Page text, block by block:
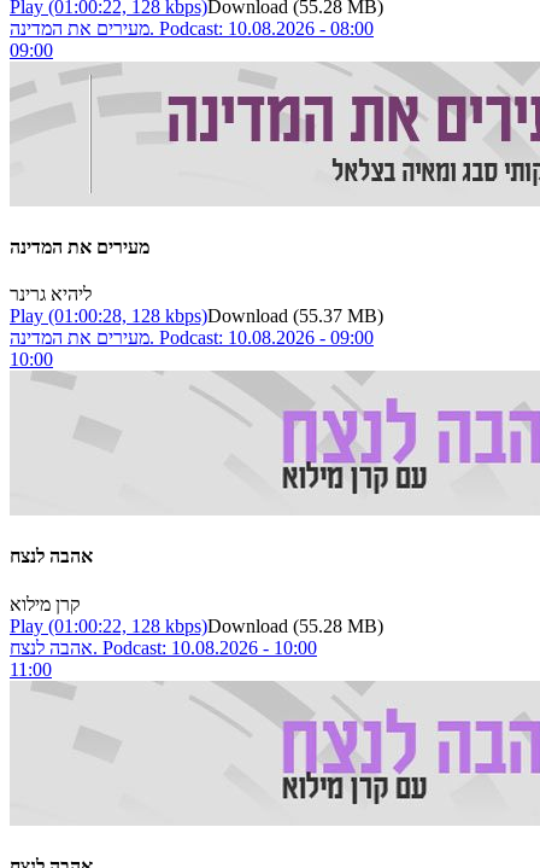
Play (01:00:22, 128 kbps)Download (55.28 MB)
מעירים את המדינה. Podcast: 10.08.2026 - 08:00
09:00
מעירים את המדינה
ליהיא גרינר
Play (01:00:28, 128 kbps)Download (55.37 MB)
מעירים את המדינה. Podcast: 10.08.2026 - 09:00
10:00
אהבה לנצח
קרן מילוא
Play (01:00:22, 128 kbps)Download (55.28 MB)
אהבה לנצח. Podcast: 10.08.2026 - 10:00
11:00